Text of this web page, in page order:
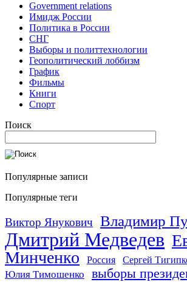
Government relations
Имидж России
Политика в России
СНГ
Выборы и политтехнологии
Геополитический лоббизм
График
Фильмы
Книги
Спорт
Поиск
Популярные записи
Популярные теги
Виктор Янукович Владимир
Дмитрий Медведев
Минченко
Россия Сергей
Юлия Тимошенко выборы